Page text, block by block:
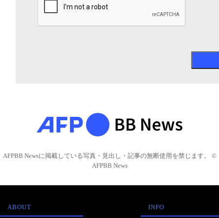
AFPBB Newsに掲載している写真・見出し・記事の無断使用を禁じます。 ©
AFPBB News
ABOUT INFO